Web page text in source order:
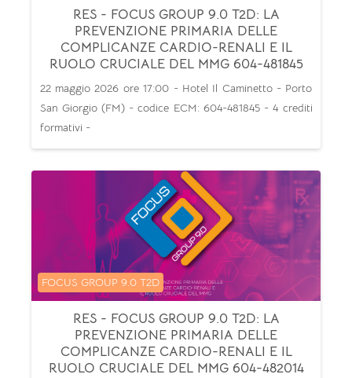
RES - FOCUS GROUP 9.0 T2D: LA
PREVENZIONE PRIMARIA DELLE
COMPLICANZE CARDIO-RENALI E IL
RUOLO CRUCIALE DEL MMG 604-481845
22 maggio 2026 ore 17:00 - Hotel Il Caminetto - Porto
San Giorgio (FM) - codice ECM: 604-481845 - 4 crediti
formativi -
RES - FOCUS GROUP 9.0 T2D: LA
PREVENZIONE PRIMARIA DELLE
COMPLICANZE CARDIO-RENALI E IL
RUOLO CRUCIALE DEL MMG 604-482014
Categoria di corsi
FOCUS GROUP 9.0 T2D